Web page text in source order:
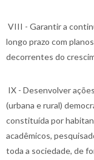
VIII - Garantir a
longo prazo com
decorrentes do
IX - Desenvolver
(urbana e rural)
constituída por
acadêmicos,
toda a sociedade, de